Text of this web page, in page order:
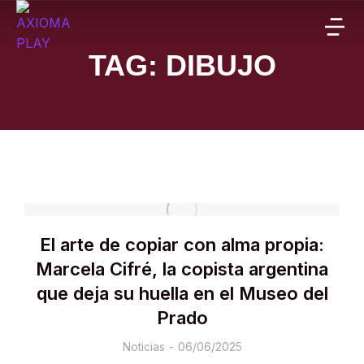
TAG: DIBUJO
El arte de copiar con alma propia:
Marcela Cifré, la copista argentina
que deja su huella en el Museo del
Prado
Noticias 06/06/2025